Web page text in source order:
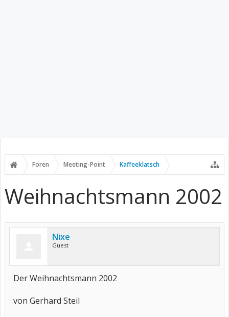
Foren Meeting-Point Kaffeeklatsch
Weihnachtsmann 2002
Nixe
Guest
Der Weihnachtsmann 2002
von Gerhard Steil